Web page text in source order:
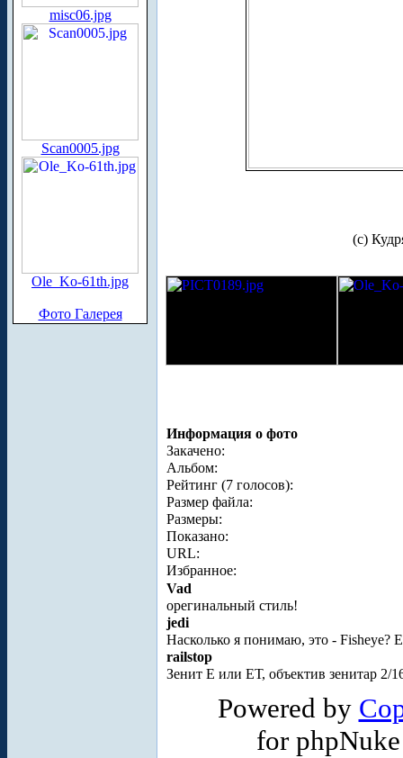
misc06.jpg
Scan0005.jpg
Ole_Ko-61th.jpg
Фото Галерея
(с)
Информация о фото
Закачено:
Альбом:
Рейтинг (7 голосов):
Размер файла:
Размеры:
Показано:
URL:
Избранное:
Vad
орегинальный стиль!
jedi
Насколько я понимаю, это - Fisheye?
railstop
Зенит Е или ЕТ, объектив зенитар 2/
Powered by
for